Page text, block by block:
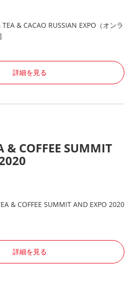
& CACAO RUSSIAN EXPO（オンラ
詳細を見る
& COFFEE SUMMIT
& COFFEE SUMMIT AND EXPO 2020
詳細を見る